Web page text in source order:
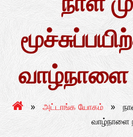
வாழ்நாளை
» அட்டாங்க யோகம் »
வாழ்நாளை